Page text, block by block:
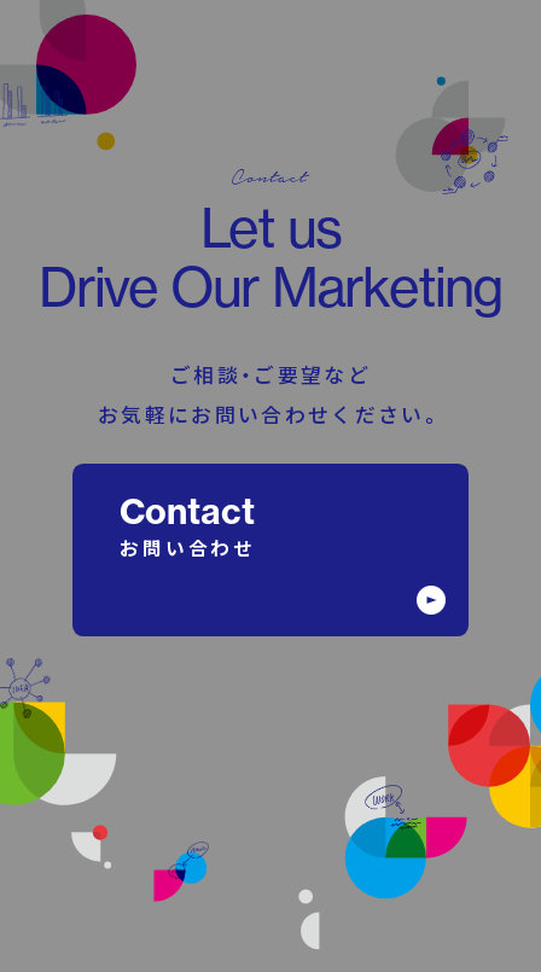
Let us
Drive Our Marketing
ご相談・ご要望など
お気軽にお問い合わせください。
Contact
お問い合わせ